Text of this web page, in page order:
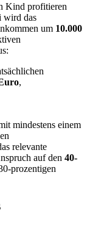
Kind profitieren
wird das
um 10.000
,
mindestens einem
relevante
auf den 40-
prozentigen